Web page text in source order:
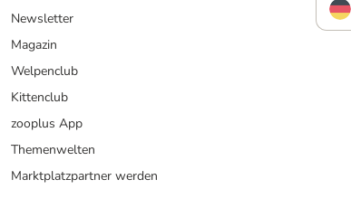
Newsletter
Magazin
Welpenclub
Kittenclub
zooplus App
Themenwelten
Marktplatzpartner werden